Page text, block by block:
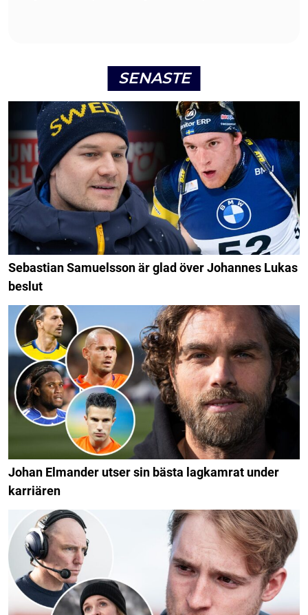
SENASTE
Sebastian Samuelsson är glad över Johannes Lukas
beslut
Johan Elmander utser sin bästa lagkamrat under
karriären